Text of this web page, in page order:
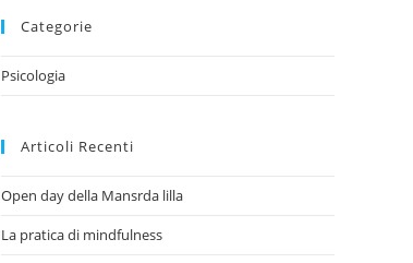
Categorie
Psicologia
Articoli Recenti
Open day della Mansrda lilla
La pratica di mindfulness